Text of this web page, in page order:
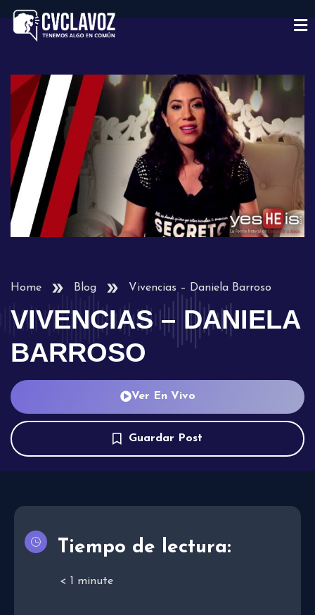
Home Blog Vivencias – Daniela Barroso
VIVENCIAS – DANIELA
BARROSO
Ver En Vivo
Guardar Post
Tiempo de lectura:
< 1 minute